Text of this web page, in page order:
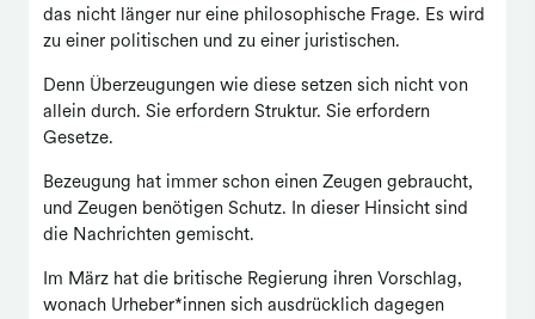
das nicht länger nur eine philosophische Frage. Es wird
zu einer politischen und zu einer juristischen.
Denn Überzeugungen wie diese setzen sich nicht von
allein durch. Sie erfordern Struktur. Sie erfordern
Gesetze.
Bezeugung hat immer schon einen Zeugen gebraucht,
und Zeugen benötigen Schutz. In dieser Hinsicht sind
die Nachrichten gemischt.
Im März hat die britische Regierung ihren Vorschlag,
wonach Urheber*innen sich ausdrücklich dagegen